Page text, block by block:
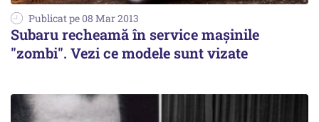
Publicat pe 08 Mar 2013
Subaru recheamă în service mașinile
"zombi". Vezi ce modele sunt vizate